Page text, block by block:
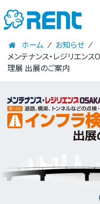
ホーム ⁄ お知らせ ⁄
メンテナンス・レジリエン
理展 出展のご案内